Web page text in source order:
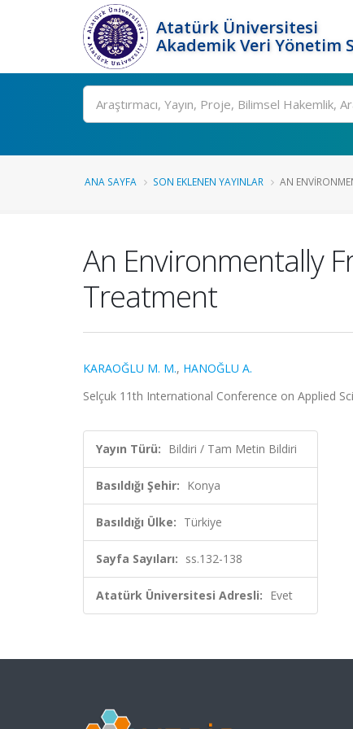
Atatürk Üniversitesi
Akademik Veri Yönetim
Ara
ANA SAYFA SON EKLENEN YAYINLAR AN
An Environmentally
Treatment
KARAOĞLU M. M., HANOĞLU A.
Selçuk 11th International Conference on Applied
Yayın Türü: Bildiri / Tam Metin Bildiri
Basıldığı Şehir: Konya
Basıldığı Ülke: Türkiye
Sayfa Sayıları: ss.132-138
Atatürk Üniversitesi Adresli: Evet